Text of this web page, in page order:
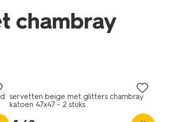
chambray
servetten beige met glitters chambray
katoen 47x47 - 2 stuks